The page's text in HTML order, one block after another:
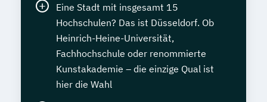
Eine Stadt mit insgesamt 15
Hochschulen? Das ist Düsseldorf. Ob
Heinrich-Heine-Universität,
Fachhochschule oder renommierte
Kunstakademie – die einzige Qual ist
hier die Wahl